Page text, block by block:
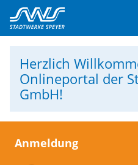
Herzlich
Onlineportal der
GmbH!
Anmeldung